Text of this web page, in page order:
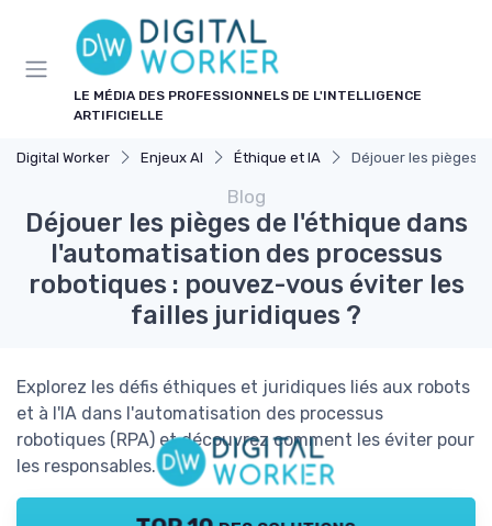
LE MÉDIA DES PROFESSIONNELS DE L'INTELLIGENCE
ARTIFICIELLE
Digital Worker Enjeux AI Éthique et IA Déjouer les pièges
Blog
Déjouer les pièges de l'éthique dans
l'automatisation des processus
robotiques : pouvez-vous éviter les
failles juridiques ?
Explorez les défis éthiques et juridiques liés aux robots
et à l'IA dans l'automatisation des processus
robotiques (RPA) et découvrez comment les éviter pour
les responsables.